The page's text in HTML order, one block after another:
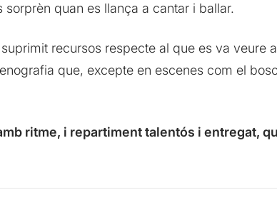
sorprèn quan es llança a cantar i ballar.
recursos respecte al que es va veure
que, excepte en escenes com el
ritme, i repartiment talentós i entregat,